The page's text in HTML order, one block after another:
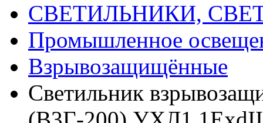
СВЕТИЛЬНИКИ,
Промышленное
Взрывозащищённые
Светильник